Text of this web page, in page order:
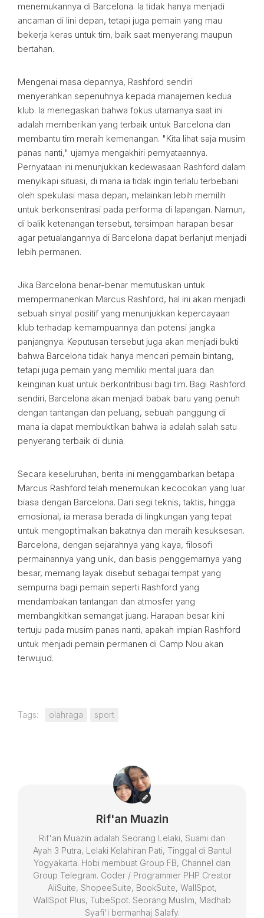
menemukannya di Barcelona. Ia tidak hanya menjadi
ancaman di lini depan, tetapi juga pemain yang mau
bekerja keras untuk tim, baik saat menyerang maupun
bertahan.
Mengenai masa depannya, Rashford sendiri
menyerahkan sepenuhnya kepada manajemen kedua
klub. Ia menegaskan bahwa fokus utamanya saat ini
adalah memberikan yang terbaik untuk Barcelona dan
membantu tim meraih kemenangan. "Kita lihat saja musim
panas nanti," ujarnya mengakhiri pernyataannya.
Pernyataan ini menunjukkan kedewasaan Rashford dalam
menyikapi situasi, di mana ia tidak ingin terlalu terbebani
oleh spekulasi masa depan, melainkan lebih memilih
untuk berkonsentrasi pada performa di lapangan. Namun,
di balik ketenangan tersebut, tersimpan harapan besar
agar petualangannya di Barcelona dapat berlanjut menjadi
lebih permanen.
Jika Barcelona benar-benar memutuskan untuk
mempermanenkan Marcus Rashford, hal ini akan menjadi
sebuah sinyal positif yang menunjukkan kepercayaan
klub terhadap kemampuannya dan potensi jangka
panjangnya. Keputusan tersebut juga akan menjadi bukti
bahwa Barcelona tidak hanya mencari pemain bintang,
tetapi juga pemain yang memiliki mental juara dan
keinginan kuat untuk berkontribusi bagi tim. Bagi Rashford
sendiri, Barcelona akan menjadi babak baru yang penuh
dengan tantangan dan peluang, sebuah panggung di
mana ia dapat membuktikan bahwa ia adalah salah satu
penyerang terbaik di dunia.
Secara keseluruhan, berita ini menggambarkan betapa
Marcus Rashford telah menemukan kecocokan yang luar
biasa dengan Barcelona. Dari segi teknis, taktis, hingga
emosional, ia merasa berada di lingkungan yang tepat
untuk mengoptimalkan bakatnya dan meraih kesuksesan.
Barcelona, dengan sejarahnya yang kaya, filosofi
permainannya yang unik, dan basis penggemarnya yang
besar, memang layak disebut sebagai tempat yang
sempurna bagi pemain seperti Rashford yang
mendambakan tantangan dan atmosfer yang
membangkitkan semangat juang. Harapan besar kini
tertuju pada musim panas nanti, apakah impian Rashford
untuk menjadi pemain permanen di Camp Nou akan
terwujud.
Tags: olahraga sport
Rif'an Muazin
Rif'an Muazin adalah Seorang Lelaki, Suami dan
Ayah 3 Putra, Lelaki Kelahiran Pati, Tinggal di Bantul
Yogyakarta. Hobi membuat Group FB, Channel dan
Group Telegram. Coder / Programmer PHP Creator
AliSuite, ShopeeSuite, BookSuite, WallSpot,
WallSpot Plus, TubeSpot. Seorang Muslim, Madhab
Syafi'i bermanhaj Salafy.